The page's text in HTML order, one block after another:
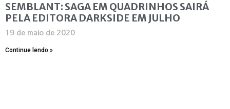
SEMBLANT: SAGA EM QUADRINHOS SAIRÁ
PELA EDITORA DARKSIDE EM JULHO
19 de maio de 2020
Continue lendo »